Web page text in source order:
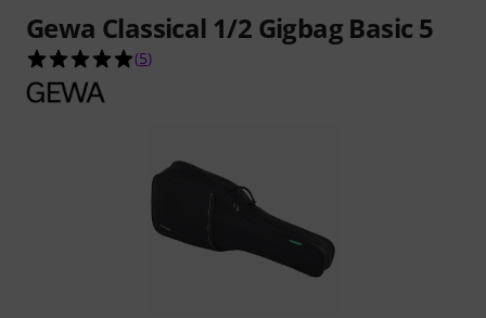
Gewa Classical 1/2 Gigbag Basic 5
5.0 von 5 Sternen aus 5 Kundenbewertungen
(5)